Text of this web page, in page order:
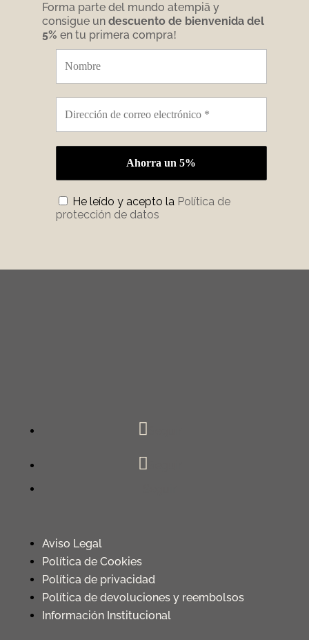
Forma parte del mundo atempiā y
consigue un descuento de bienvenida del
5% en tu primera compra!
He leído y acepto la Política de
protección de datos
Aviso Legal
Política de Cookies
Política de privacidad
Política de devoluciones y reembolsos
Información Institucional